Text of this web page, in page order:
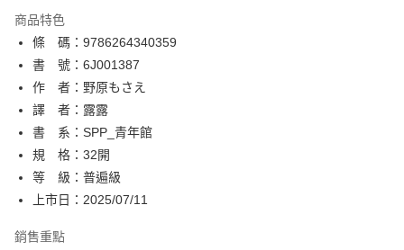
相關說明
【關於「AFTEE先享後付」】
AFTEE先享後付是「在收到商品之後才付款」的支付方式。 讓您購物簡單
便利好安心！
１．簡單：不需註冊會員、不需綁卡、不需儲值。
２．便利：只要手機號碼，簡訊認證，即可結帳。
３．安心：先確認商品／服務後，再付款。
【「AFTEE先享後付」結帳流程】
１．於結帳方式選擇「AFTEE先享後付」後，將跳轉至「AFTEE先享後付」
結帳頁面，進行簡訊認證並確認金額後，即可完成結帳。
２．訂單成立數日內，您將收到繳費通知簡訊。
ATM／網路銀行／等多元方式進行付款，方視為交易完成。
ATM付款
運送方式
全家取貨付款
每筆NT$80，滿NT$500(含以上)免運費
付款後全家取貨
商品特色
條 碼：9786264340359
書 號：6J001387
作 者：野原もさえ
譯 者：露露
書 系：SPP_青年館
規 格：32開
等 級：普遍級
上市日：2025/07/11
銷售重點